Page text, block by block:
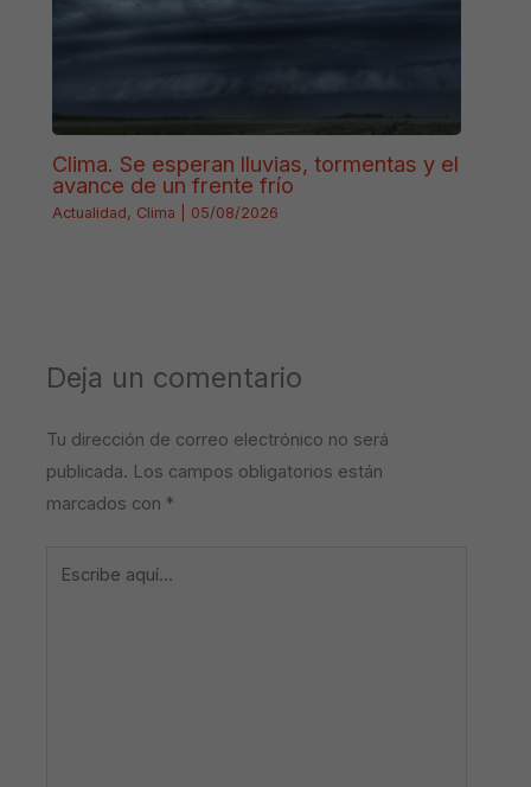
Clima. Se esperan lluvias, tormentas y el
avance de un frente frío
Actualidad, Clima 05/08/2026
Deja un comentario
Tu dirección de correo electrónico no será
publicada. Los campos obligatorios están
marcados con *